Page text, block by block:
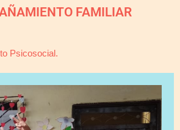
FAMILIAR​
Psicosocial.